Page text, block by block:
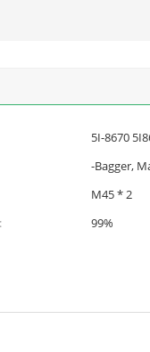
5I-8670
-Bagger,
M45 * 2
99%